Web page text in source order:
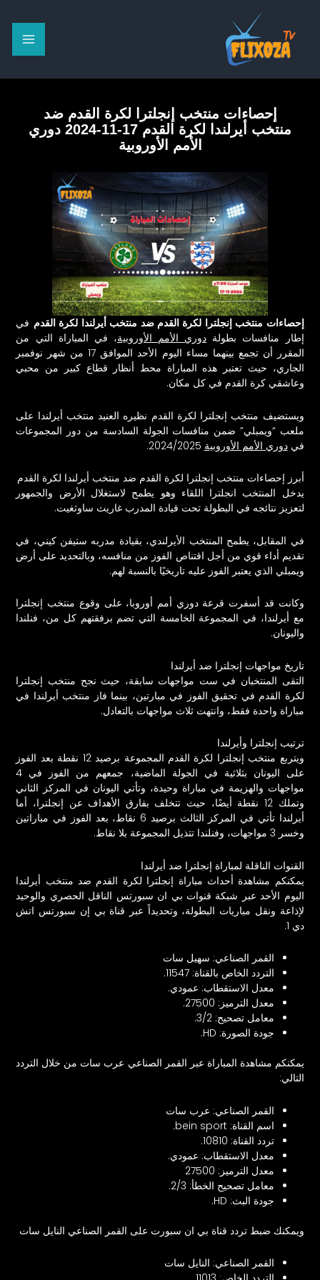
المحتوى
إحصاءات منتخب إنجلترا لكرة القدم ضد
منتخب أيرلندا لكرة القدم 17-11-2024 دوري
الأمم الأوروبية
إحصاءات منتخب إنجلترا لكرة القدم ضد منتخب أيرلندا لكرة القدم في
إطار منافسات بطولة دوري الأمم الأوروبية، في المباراة التي من
المقرر أن تجمع بينهما مساء اليوم الأحد الموافق 17 من شهر نوفمبر
الجاري، حيث تعتبر هذه المباراة محط أنظار قطاع كبير من محبي
وعاشقي كرة القدم في كل مكان.
ويستضيف منتخب إنجلترا لكرة القدم نظيره العنيد منتخب أيرلندا على
ملعب “ويمبلي” ضمن منافسات الجولة السادسة من دور المجموعات
فيدوري الأمم الأوروبية
أبرز إحصاءات منتخب إنجلترا لكرة القدم ضد منتخب أيرلندا لكرة القدم
يدخل المنتخب انجلترا اللقاء وهو يطمح لاستغلال الأرض والجمهور
لتعزيز نتائجه في البطولة تحت قيادة المدرب غاريث ساوثغيت.
في المقابل، يطمح المنتخب الأيرلندي، بقيادة مدربه ستيفن كيني، في
تقديم أداء قوي من أجل اقتناص الفوز من منافسه، وبالتحديد على أرض
ويمبلي الذي يعتبر الفوز عليه تاريخيًا بالنسبة لهم.
وكانت قد أسفرت قرعة دوري أمم أوروبا، على وقوع منتخب إنجلترا
مع أيرلندا، في المجموعة الخامسة التي تضم برفقتهم كل من، فنلندا
واليونان.
تاريخ مواجهات إنجلترا ضد أيرلندا
التقى المنتخبان في ست مواجهات سابقة، حيث نجح منتخب إنجلترا
لكرة القدم في تحقيق الفوز في مبارتين، بينما فاز منتخب أيرلندا في
مباراة واحدة فقط، وانتهت ثلاث مواجهات بالتعادل.
ترتيب إنجلترا وأيرلندا
ويتربع منتخب إنجلترا لكرة القدم المجموعة برصيد 12 نقطة بعد الفوز
على اليونان بثلاثية في الجولة الماضية، جمعهم من الفوز في 4
مواجهات والهزيمة في مباراة وحيدة، وتأتي اليونان في المركز الثاني
وتملك 12 نقطة أيضًا، حيث تتخلف بفارق الأهداف عن إنجلترا، أما
أيرلندا تأتي في المركز الثالث برصيد 6 نقاط، بعد الفوز في مباراتين
وخسر 3 مواجهات، وفنلندا تتذيل المجموعة بلا نقاط.
القنوات الناقلة لمباراة إنجلترا ضد أيرلندا
يمكنكم مشاهدة أحداث مباراة إنجلترا لكرة القدم ضد منتخب أيرلندا
اليوم الأحد عبر شبكة قنوات بي ان سبورتس الناقل الحصري والوحيد
لإذاعة ونقل مباريات البطولة، وتحديداً عبر قناة بي إن سبورتس اتش
دي 1.
القمر الصناعي: سهيل سات
التردد الخاص بالقناة: 11547.
معدل الاستقطاب: عمودي.
معدل الترميز: 27500.
معامل تصحيح: 3/2.
جودة الصورة: HD.
يمكنكم مشاهدة المباراة عبر القمر الصناعي عرب سات من خلال التردد
التالي:
القمر الصناعي: عرب سات
اسم القناة: bein sport.
تردد القناة: 10810.
معدل الاستقطاب: عمودي.
معدل الترميز: 27500
معامل تصحيح الخطأ: 2/3.
جودة البث: HD.
ويمكنك ضبط تردد قناة بي ان سبورت على القمر الصناعي النايل سات
القمر الصناعي: النايل سات